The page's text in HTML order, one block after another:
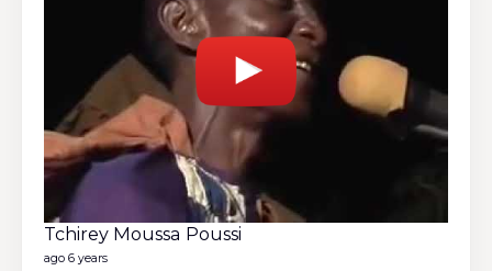
Tchirey Moussa Poussi
ago 6 years